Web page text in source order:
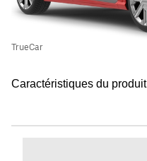
TrueCar
Caractéristiques du produit